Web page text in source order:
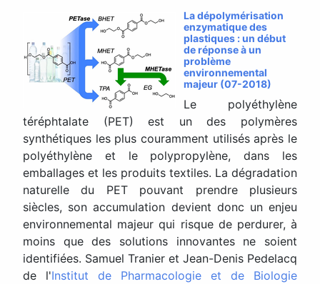
La dépolymérisation
enzymatique des
plastiques : un début
de réponse à un
problème
environnemental
majeur (07-2018)
Le polyéthylène
téréphtalate (PET) est un des polymères
synthétiques les plus couramment utilisés après le
polyéthylène et le polypropylène, dans les
emballages et les produits textiles. La dégradation
naturelle du PET pouvant prendre plusieurs
siècles, son accumulation devient donc un enjeu
environnemental majeur qui risque de perdurer, à
moins que des solutions innovantes ne soient
identifiées. Samuel Tranier et Jean-Denis Pedelacq
de l'Institut de Pharmacologie et de Biologie